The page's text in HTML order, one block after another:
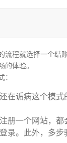
流程就选择一个结
体验。
在诟病这个模
册一个网站，
录。此外，多